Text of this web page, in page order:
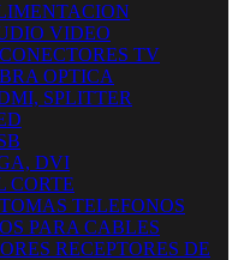
VIDEO
TV
OPTICA
SPLITTER
DVI
CORTE
TELEFONOS
PARA CABLES
RECEPTORES DE